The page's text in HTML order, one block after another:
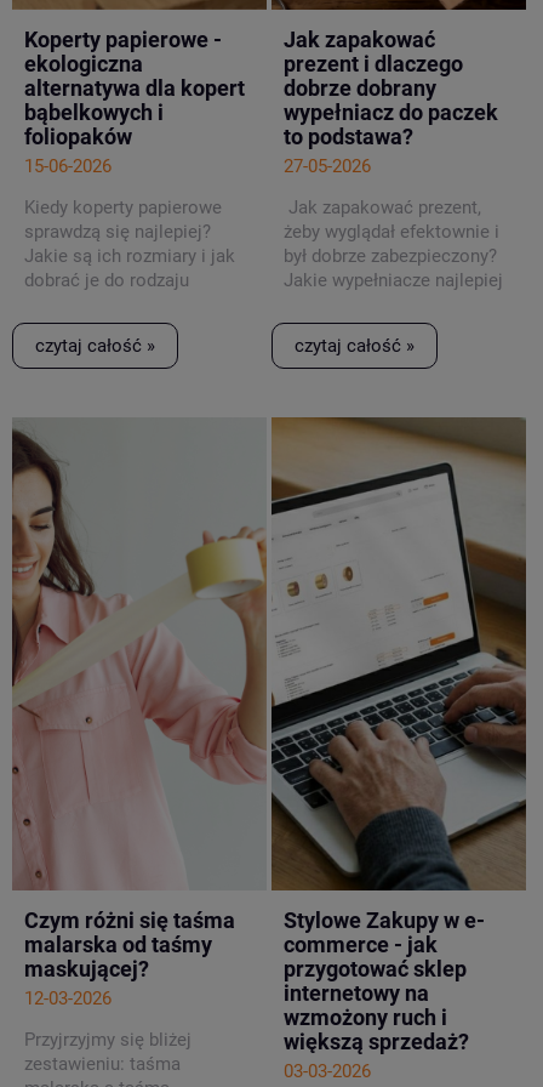
Koperty papierowe -
ekologiczna
alternatywa dla kopert
bąbelkowych i
foliopaków
15-06-2026
Kiedy koperty papierowe
sprawdzą się najlepiej?
Jakie są ich rozmiary i jak
dobrać je do rodzaju
czytaj całość »
Jak zapakować
prezent i dlaczego
dobrze dobrany
wypełniacz do paczek
to podstawa?
27-05-2026
Jak zapakować prezent,
żeby wyglądał efektownie i
był dobrze zabezpieczony?
Jakie wypełniacze najlepiej
okazjach? Sprawdźmy to!
czytaj całość »
Czym różni się taśma
malarska od taśmy
maskującej?
12-03-2026
Przyjrzyjmy się bliżej
zestawieniu: taśma
Stylowe Zakupy w e-
commerce - jak
przygotować sklep
internetowy na
wzmożony ruch i
większą sprzedaż?
03-03-2026